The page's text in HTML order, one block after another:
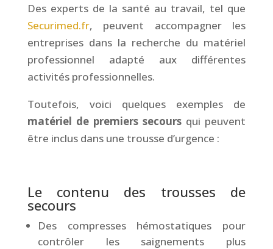
Des experts de la santé au travail, tel que
Securimed.fr, peuvent accompagner les
entreprises dans la recherche du matériel
professionnel adapté aux différentes
activités professionnelles.
Toutefois, voici quelques exemples de
matériel de premiers secours qui peuvent
être inclus dans une trousse d’urgence :
Le contenu des trousses de
secours
Des compresses hémostatiques pour
contrôler les saignements plus